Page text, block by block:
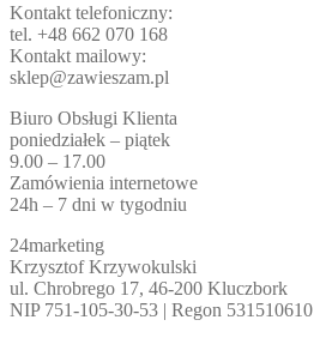
Kontakt telefoniczny:
tel. +48 662 070 168
Kontakt mailowy:
sklep@zawieszam.pl
Biuro Obsługi Klienta
poniedziałek – piątek
9.00 – 17.00
Zamówienia internetowe
24h – 7 dni w tygodniu
24marketing
Krzysztof Krzywokulski
ul. Chrobrego 17, 46-200 Kluczbork
NIP 751-105-30-53 | Regon 531510610